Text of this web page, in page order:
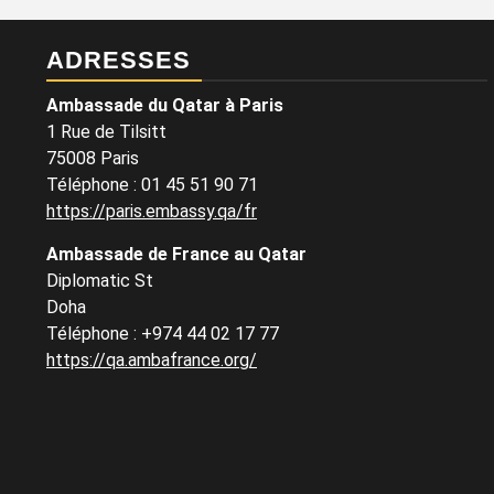
ADRESSES
Ambassade du Qatar à Paris
1 Rue de Tilsitt
75008 Paris
Téléphone : 01 45 51 90 71
https://paris.embassy.qa/fr
Ambassade de France au Qatar
Diplomatic St
Doha
Téléphone : +974 44 02 17 77
https://qa.ambafrance.org/